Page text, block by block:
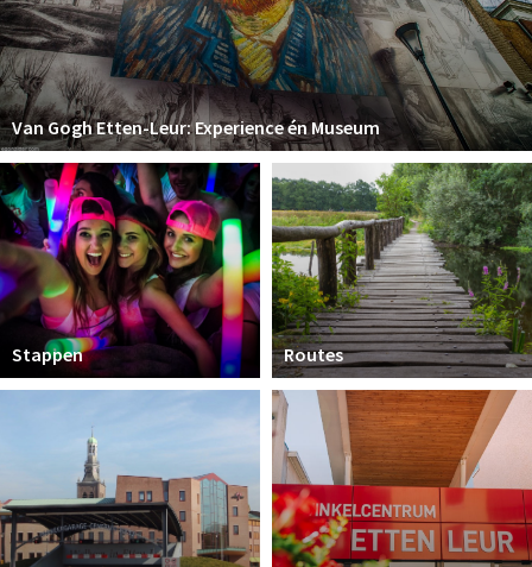
Van Gogh Etten-Leur: Experience én Museum
Stappen Routes